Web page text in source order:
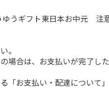
うギフト東日本お中元 注
。
場合は、お支払いが完了し
「お支払い・配達について